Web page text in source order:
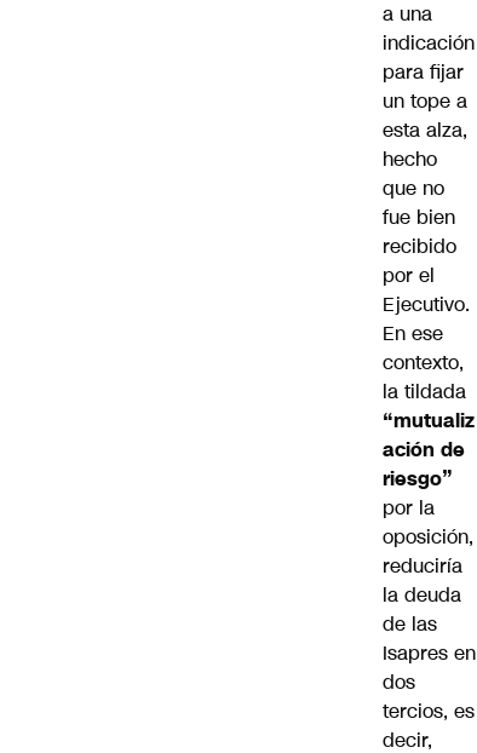
a una
indicación
para fijar
un tope a
esta alza,
hecho
que no
fue bien
recibido
por el
Ejecutivo.
En ese
contexto,
la tildada
“mutualiz
ación de
riesgo”
por la
oposición,
reduciría
la deuda
de las
Isapres en
dos
tercios, es
decir,